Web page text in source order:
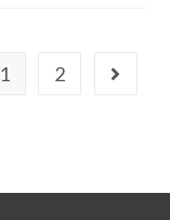
1 2